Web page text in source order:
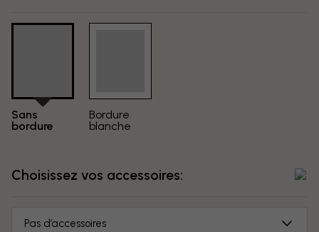
Sans
bordure
Bordure
blanche
Choisissez vos accessoires:
Pas d’accessoires